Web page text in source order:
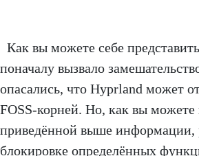
Как вы можете себе
поначалу вызвало
опасались, что Hyprland может
FOSS-корней. Но, как вы можете
приведённой выше информации,
блокировке определённых